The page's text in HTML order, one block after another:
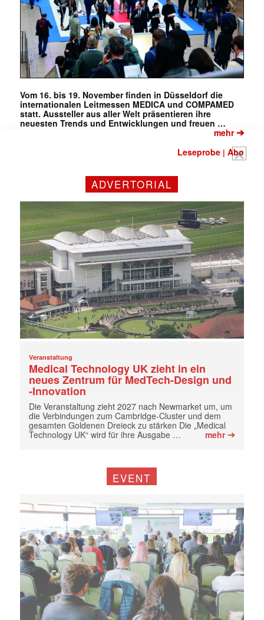
Vom 16. bis 19. November finden in Düsseldorf die
internationalen Leitmessen MEDICA und COMPAMED
statt. Aussteller aus aller Welt präsentieren ihre
neuesten Trends und Entwicklungen und freuen …
mehr➔
Leseprobe |Abo
ADVERTORIAL
Veranstaltung
Medical Technology UK zieht in ein
neues Zentrum für MedTech-Design und
-Innovation
Die Veranstaltung zieht 2027 nach Newmarket um, um
die Verbindungen zum Cambridge-Cluster und dem
gesamten Goldenen Dreieck zu stärken Die „Medical
Technology UK“ wird für ihre Ausgabe …
mehr➔
EVENT